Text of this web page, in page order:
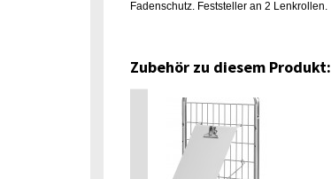
Fadenschutz. Feststeller an 2 Lenkrollen.
Zubehör zu diesem Produkt: